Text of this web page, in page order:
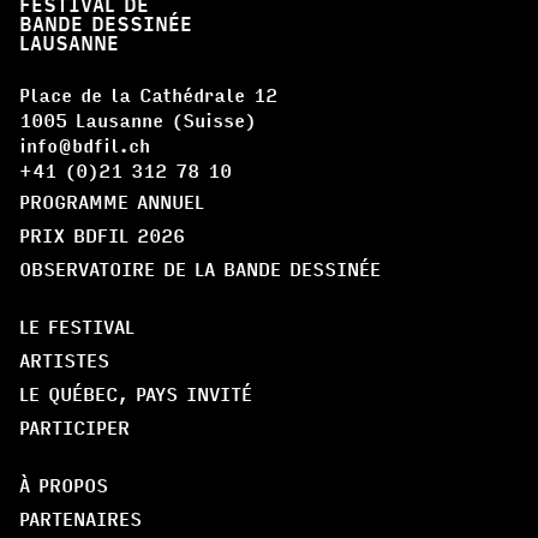
BANDE DESSINÉE
LAUSANNE
Place de la Cathédrale 12
1005 Lausanne (Suisse)
info@bdfil.ch
+41 (0)21 312 78 10
PROGRAMME ANNUEL
PRIX BDFIL 2026
OBSERVATOIRE DE LA BANDE DESSINÉE
LE FESTIVAL
ARTISTES
LE QUÉBEC, PAYS INVITÉ
PARTICIPER
À PROPOS
PARTENAIRES